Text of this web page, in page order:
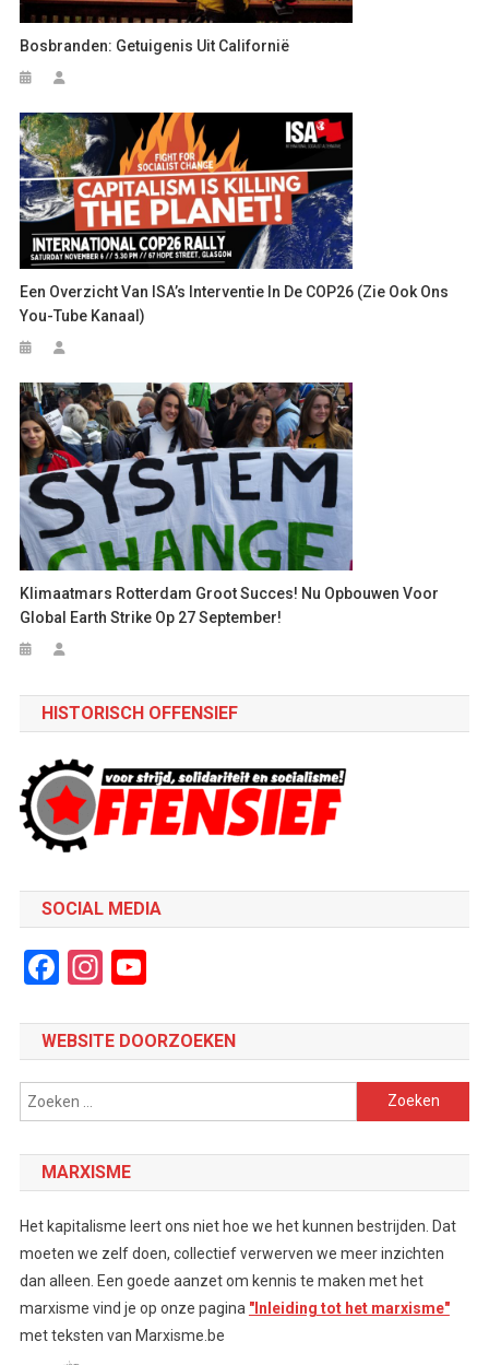
Bosbranden: Getuigenis Uit Californië
Een Overzicht Van ISA’s Interventie In De COP26 (zie Ook Ons
You-Tube Kanaal)
Klimaatmars Rotterdam Groot Succes! Nu Opbouwen Voor
Global Earth Strike Op 27 September!
HISTORISCH OFFENSIEF
SOCIAL MEDIA
Facebook
Instagram
YouTube
WEBSITE DOORZOEKEN
Zoeken
naar:
MARXISME
Het kapitalisme leert ons niet hoe we het kunnen bestrijden. Dat
moeten we zelf doen, collectief verwerven we meer inzichten
dan alleen. Een goede aanzet om kennis te maken met het
marxisme vind je op onze pagina "Inleiding tot het marxisme"
met teksten van Marxisme.be